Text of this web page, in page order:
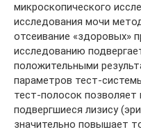
микроскопического
исследования мочи
отсеивание «здоровых»
исследованию
положительными
параметров тест-
тест-полосок
подвергшиеся лизису
значительно повышает